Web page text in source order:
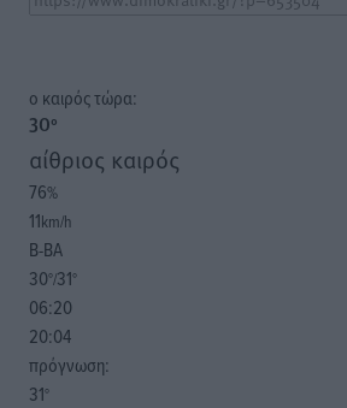
o καιρός τώρα:
30°
αίθριος καιρός
76%
11km/h
Β-ΒΑ
30°/31°
06:20
20:04
πρόγνωση:
31°